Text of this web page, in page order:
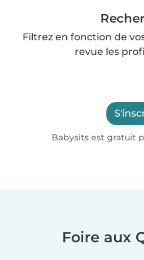
Filtrez en fonction de
revue les
Babysits est gratuit
Foire aux